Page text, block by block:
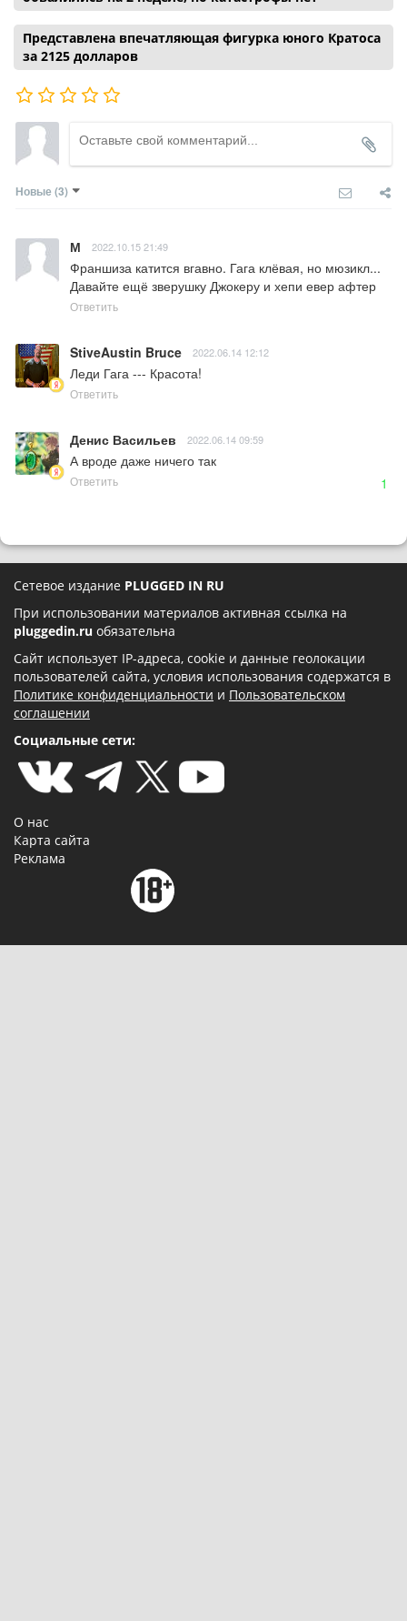
Представлена впечатляющая фигурка юного Кратоса
за 2125 долларов
Новые (3)
М 2022.10.15 21:49
Франшиза катится вгавно. Гага клёвая, но мюзикл...
Давайте ещё зверушку Джокеру и хепи евер афтер
Ответить
StiveAustin Bruce 2022.06.14 12:12
Леди Гага --- Красота!
Ответить
Денис Васильев 2022.06.14 09:59
А вроде даже ничего так
Ответить 1
Сетевое издание PLUGGED IN RU
При использовании материалов активная ссылка на
pluggedin.ru обязательна
Сайт использует IP-адреса, cookie и данные геолокации
пользователей сайта, условия использования содержатся в
Политике конфиденциальности и Пользовательском
соглашении
Социальные сети:
О нас
Карта сайта
Реклама